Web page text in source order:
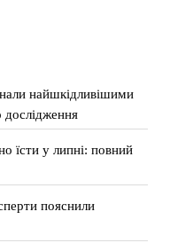
найшкідливішими
дослідження
їсти у липні: повний
пояснили